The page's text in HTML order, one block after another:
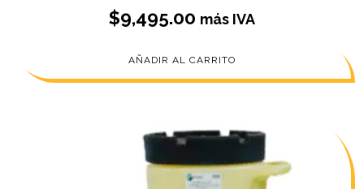
$9,495.00 más IVA
AÑADIR AL CARRITO